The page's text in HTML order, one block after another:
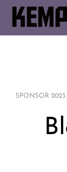
SPONSOR 2023